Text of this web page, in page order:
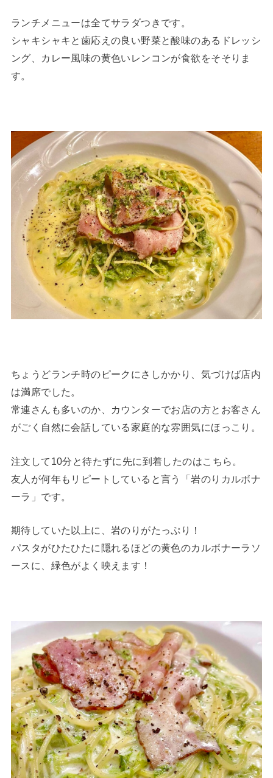
ランチメニューは全てサラダつきです。
シャキシャキと歯応えの良い野菜と酸味のあるドレッシ
ング、カレー風味の黄色いレンコンが食欲をそそりま
す。
ちょうどランチ時のピークにさしかかり、気づけば店内
は満席でした。
常連さんも多いのか、カウンターでお店の方とお客さん
がごく自然に会話している家庭的な雰囲気にほっこり。
注文して10分と待たずに先に到着したのはこちら。
友人が何年もリピートしていると言う「岩のりカルボナ
ーラ」です。
期待していた以上に、岩のりがたっぷり！
パスタがひたひたに隠れるほどの黄色のカルボナーラソ
ースに、緑色がよく映えます！